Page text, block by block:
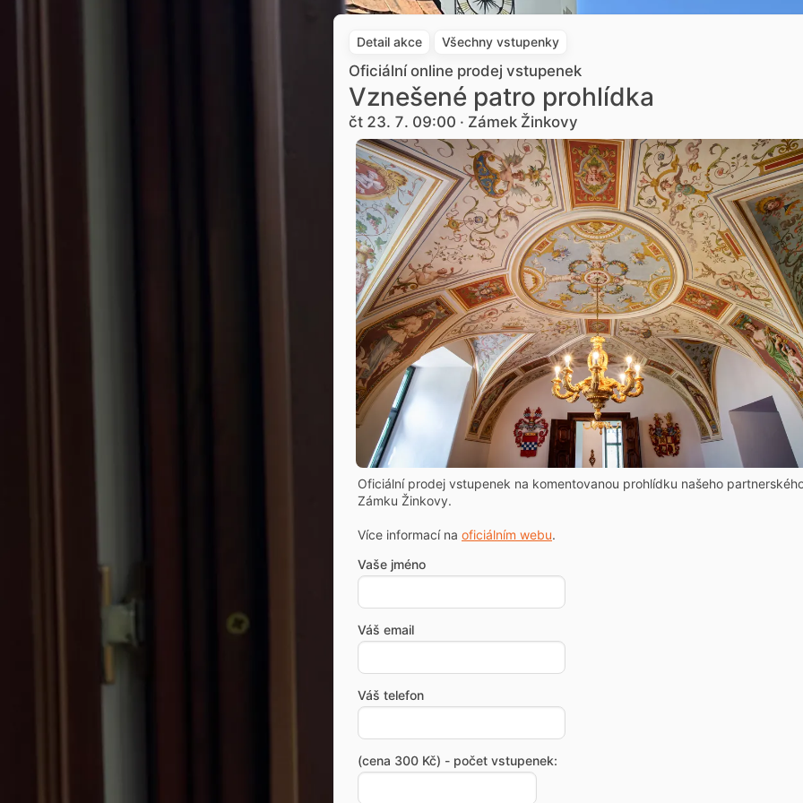
Detail akce Všechny vstupenky
Oficiální online prodej vstupenek
Vznešené patro prohlídka
čt 23. 7. 09:00 · Zámek Žinkovy
Oficiální prodej vstupenek na komentovanou prohlídku našeho
Zámku Žinkovy.
Více informací na oficiálním webu.
Vaše jméno
Váš email
Váš telefon
(cena 300 Kč) - počet vstupenek: